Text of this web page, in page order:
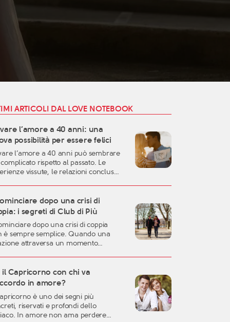
ARTICOLI DAL LOVE NOTEBOOK
l’amore a 40 anni: una
possibilità per essere felici
l’amore a 40 anni può sembrare
rispetto al passato. Le
vissute, le relazioni concluse,
Eppure, proprio questa fase della
può rappresentare uno dei momenti
per costruire una relazione
consapevole e duratura. A
si possiedono
una […]
dopo una crisi di
i segreti di Club di Più
dopo una crisi di coppia
è sempre semplice. Quando una
attraversa un momento
disorientati, fragili o incerti sul
Una crisi sentimentale può
che avevamo dell’amore, la fiducia
persona, ma anche la
[…]
il Capricorno con chi va
in amore?
è uno dei segni più
riservati e profondi dello
In amore non ama perdere